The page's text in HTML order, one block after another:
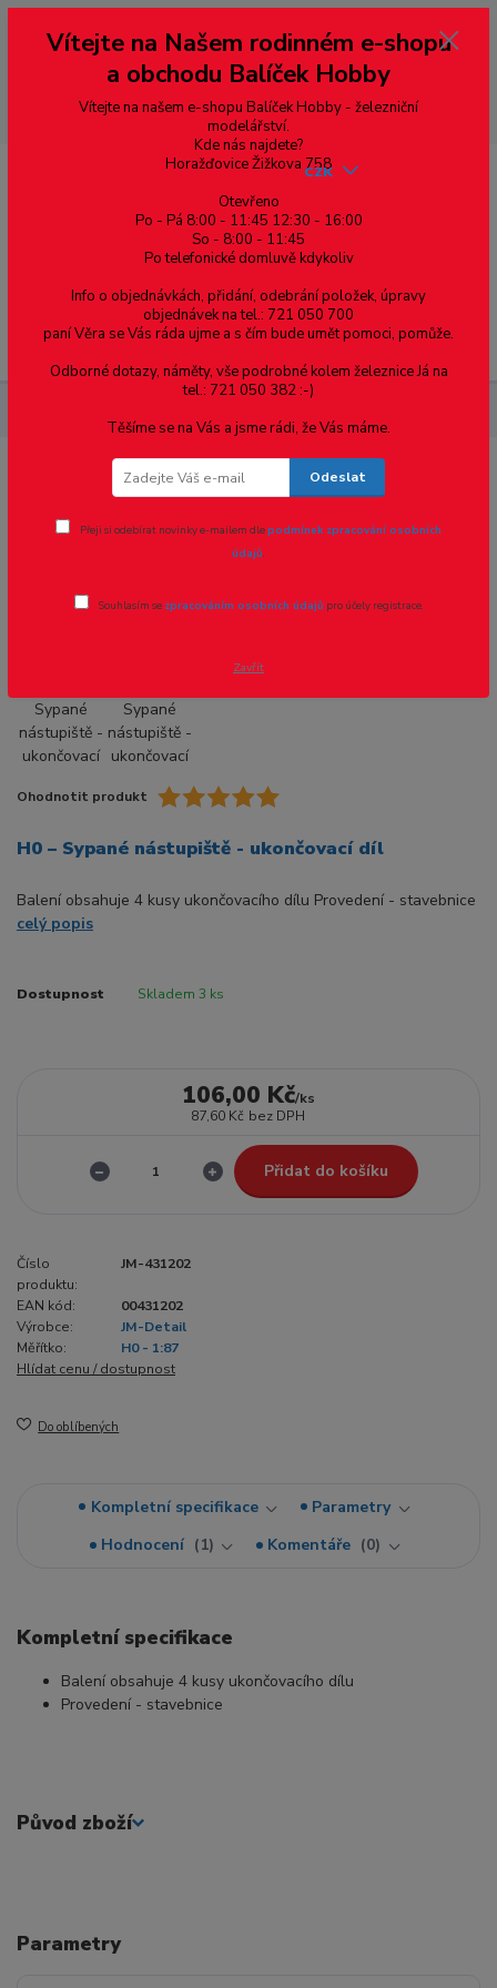
--- pro zákazníky ze Slovenska a jiných zemí, pokud chcete platit v eurech
přepněte si e-shop na euro 💶 pro přepočet měny - pravý horní roh ---
dobírky – pokud si z nějakého důvodu zásilku nevyzvednete, bude po
domluvě zaslána znovu s opětovnou platbou za poštovné, v opačném
případě bude zrušena a účet přidán na blacklist a rušeny následující
objednávky.
Menu
CZK
H0 – Sypané nástupiště - ukončovací
Ohodnotit produkt
H0 – Sypané nástupiště - ukončovací díl
Balení obsahuje 4 kusy ukončovacího dílu Provedení - stavebnice
celý popis
Dostupnost Skladem 3 ks
106,00 Kč/ks
87,60 Kč bez DPH
Přidat do košíku
Číslo
produktu:
JM-431202
EAN kód:
00431202
Výrobce:
JM-Detail
Měřítko:
H0 - 1:87
Hlídat cenu / dostupnost
Do oblíbených
Kompletní specifikace
Parametry
Hodnocení
1 Komentáře 0
Kompletní specifikace
Balení obsahuje 4 kusy ukončovacího dílu
Provedení - stavebnice
Původ zboží
Parametry
Vítejte na Našem rodinném e-shopu
a obchodu Balíček Hobby
Vítejte na našem e-shopu Balíček Hobby - železniční
modelářství.
Kde nás najdete?
Horažďovice Žižkova 758
Otevřeno
Po - Pá 8:00 - 11:45 12:30 - 16:00
So - 8:00 - 11:45
Po telefonické domluvě kdykoliv
Info o objednávkách, přidání, odebrání položek, úpravy
objednávek na tel.: 721 050 700
paní Věra se Vás ráda ujme a s čím bude umět pomoci, pomůže.
Odborné dotazy, náměty, vše podrobné kolem železnice Já na
tel.: 721 050 382 :-)
Těšíme se na Vás a jsme rádi, že Vás máme.
Odeslat
Přeji si odebírat novinky e-mailem dlepodmínek zpracování osobních
údajů.
Souhlasím se zpracováním osobních údajů pro účely registrace.
Zavřít